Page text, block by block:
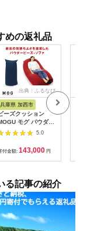
めの返礼品
出典：ふるなび
兵庫県 加西市
ーズクッション
モグ パウダー
マックス カバー 付 日
本製 クッション 特大
ビーズソファ ひとり
ファ 一人用 ソファ
ごろ寝 1人掛けソ
品 雑貨 パウダーMAX
兵庫県 兵庫 ネ
ビー
5.0
付金額: 143,000 円
る記事の紹介